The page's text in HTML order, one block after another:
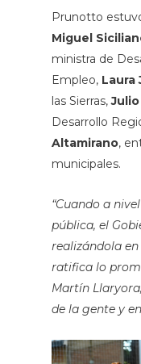
Prunotto
Miguel
ministra de
Empleo, Laura
las Sierras,
Desarrollo
Altamirano,
municipales.
“Cuando a
pública, el
realizándola
ratifica lo
Martín
de la gente y